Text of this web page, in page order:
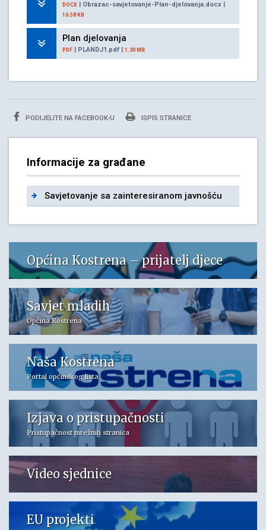
DOCX | Obrazac-savjetovanje-Plan-djelovanja.docx |
16.58 KB
Plan djelovanja
PDF | PLANDJ1.pdf | 1.30 MB
PODIJELITE NA FACEBOOK-U ISPIS STRANICE
Informacije za građane
Savjetovanje sa zainteresiranom javnošću
Općina Kostrena – prijatelj djece
Savjet mladih
Općina Kostrena
Naša Kostrena
Portal općinskog lista
Izjava o pristupačnosti
Pristupačnost mrežnih stranica
Video sjednice
EU projekti